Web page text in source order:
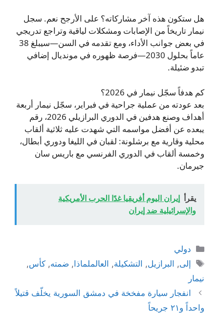
هل ستكون هذه آخر مشاركاته؟ على الأرجح نعم. سجل
نيمار تاريخاً من الإصابات ومشكلات لياقية وتراجع تدريجي
في بعض جوانب الأداء، ومع تقدمه في السن—سيبلغ 38
عاماً بحلول 2030—فرصة ظهوره في مونديال إضافي
تبدو ضئيلة.
كم هدفاً سجّل نيمار في 2026؟
بعد عودته من عملية جراحية في فبراير، سجّل نيمار أربعة
أهداف وصنع هدفين في الدوري البرازيلي 2026، رقم
يبعده عن أفضل مواسمه التي شهدت عليه ثلاثية ألقاب
محلية وقارية مع برشلونة: لقبان في الليغا ودوري أبطال،
وخمسة ألقاب في الدوري الفرنسي مع باريس سان
جيرمان.
يقرأ إيران اليوم أفريقيا غدًا الحرب الأمريكية
والإسرائيلية ضد إيران
التصنيفات
دولي
الوسوم
إلى, البرازيل, التشكيلة, العالملماذا ,ضمته,كأس,
نيمار
انفجار سيارة مفخخة في دمشق السورية يخلّف قتيلاً
واحداً و٢١ جريحاً